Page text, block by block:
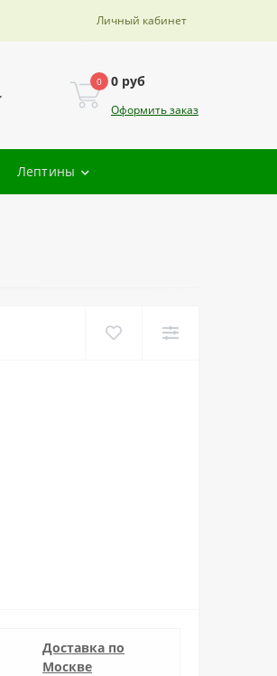
Личный кабинет
0 0 руб
Оформить заказ
Лептины
Доставка по
Москве